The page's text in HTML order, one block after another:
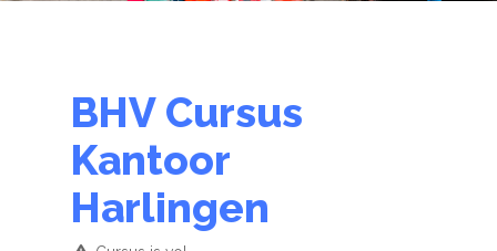
BHV Cursus
Kantoor
Harlingen